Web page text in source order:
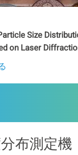
Size
on Laser
布測定機